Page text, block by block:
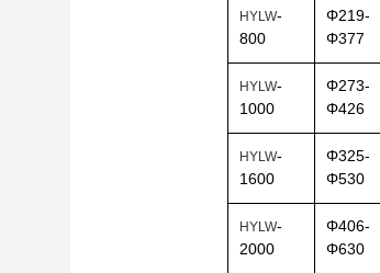
HYLW-
800
Φ219-
Φ377
HYLW-
1000
Φ273-
Φ426
HYLW-
1600
Φ325-
Φ530
HYLW-
2000
Φ406-
Φ630